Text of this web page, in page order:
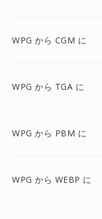
WPG から CGM に
WPG から TGA に
WPG から PBM に
WPG から WEBP に